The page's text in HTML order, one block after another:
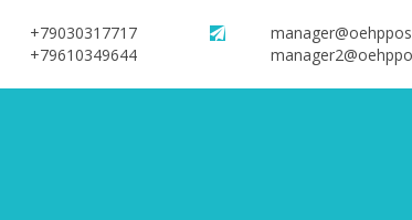
+79030317717
+79610349644